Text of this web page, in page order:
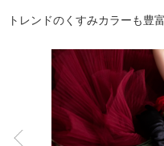
オプション
アクセス/TEL
こだわりポイント
トレンドのくすみカラーも豊